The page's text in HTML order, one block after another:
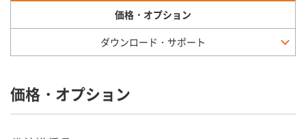
価格・オプション
ダウンロード・サポート
価格・オプション